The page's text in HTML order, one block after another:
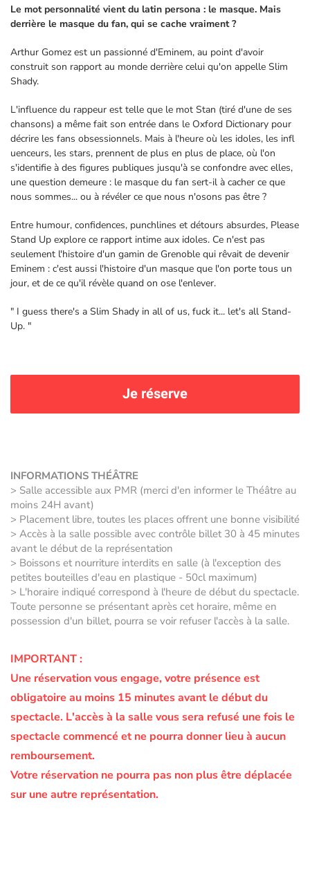
Le mot personnalité vient du latin persona : le masque. Mais
derrière le masque du fan, qui se cache vraiment ?
Arthur Gomez est un passionné d'Eminem, au point d'avoir
construit son rapport au monde derrière celui qu'on appelle Slim
Shady.
L'influence du rappeur est telle que le mot Stan (tiré d'une de ses
chansons) a même fait son entrée dans le Oxford Dictionary pour
décrire les fans obsessionnels. Mais à l'heure où les idoles, les infl
uenceurs, les stars, prennent de plus en plus de place, où l'on
s'identifie à des figures publiques jusqu'à se confondre avec elles,
une question demeure : le masque du fan sert-il à cacher ce que
nous sommes... ou à révéler ce que nous n'osons pas être ?
Entre humour, confidences, punchlines et détours absurdes, Please
Stand Up explore ce rapport intime aux idoles. Ce n'est pas
seulement l'histoire d'un gamin de Grenoble qui rêvait de devenir
Eminem : c'est aussi l'histoire d'un masque que l'on porte tous un
jour, et de ce qu'il révèle quand on ose l'enlever.
" I guess there's a Slim Shady in all of us, fuck it... let's all Stand-
Up. "
Je réserve
INFORMATIONS THÉÂTRE
> Salle accessible aux PMR (merci d'en informer le Théâtre au
moins 24H avant)
> Placement libre, toutes les places offrent une bonne visibilité
> Accès à la salle possible avec contrôle billet 30 à 45 minutes
avant le début de la représentation
> Boissons et nourriture interdits en salle (à l'exception des
petites bouteilles d'eau en plastique - 50cl maximum)
> L'horaire indiqué correspond à l'heure de début du spectacle.
Toute personne se présentant après cet horaire, même en
possession d'un billet, pourra se voir refuser l'accès à la salle.
IMPORTANT :
Une réservation vous engage, votre présence est
obligatoire au moins 15 minutes avant le début du
spectacle. L'accès à la salle vous sera refusé une fois le
spectacle commencé et ne pourra donner lieu à aucun
remboursement.
Votre réservation ne pourra pas non plus être déplacée
sur une autre représentation.